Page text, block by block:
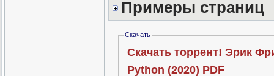
Примеры страниц
Скачать
Скачать торрент! Эрик
Python (2020) PDF